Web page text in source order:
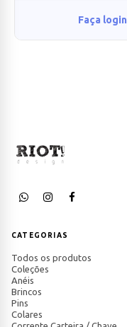
Faça login
CATEGORIAS
Todos os produtos
Coleções
Anéis
Brincos
Pins
Colares